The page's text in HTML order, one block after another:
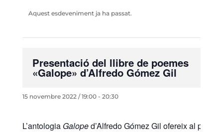
Aquest esdeveniment ja ha passat.
Presentació del llibre de poemes
«Galope» d’Alfredo Gómez Gil
15 novembre 2022 / 19:00- 20:30
L’antologia Galoped’Alfredo Gómez Gil ofereix al